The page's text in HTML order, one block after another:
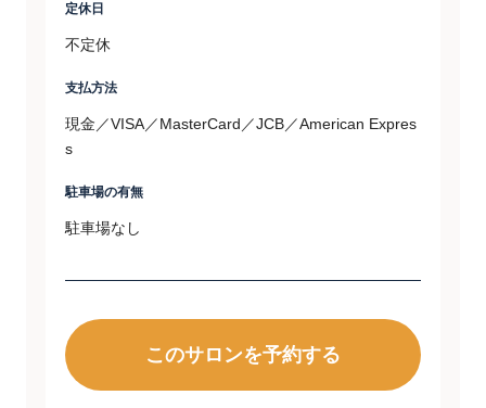
定休日
不定休
支払方法
現金／VISA／MasterCard／JCB／American Expres
s
駐車場の有無
駐車場なし
このサロンを予約する